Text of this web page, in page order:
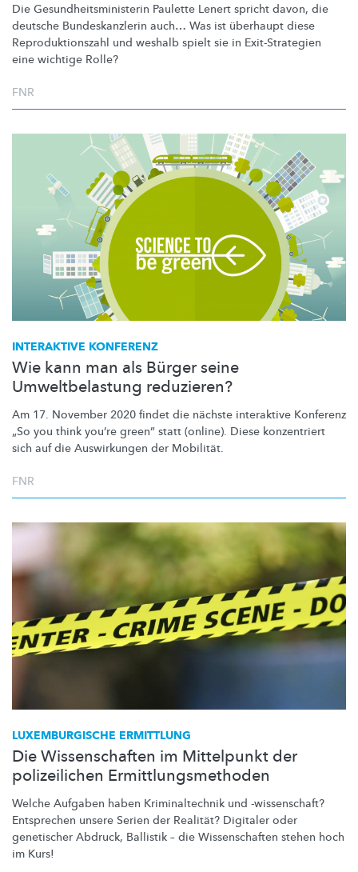
Die Gesundheitsministerin Paulette Lenert spricht davon, die
deutsche Bundeskanzlerin auch… Was ist überhaupt diese
Reproduktionszahl und weshalb spielt sie in Exit-Strategien
eine wichtige Rolle?
FNR
INTERAKTIVE KONFERENZ
Wie kann man als Bürger seine
Umweltbelastung reduzieren?
Am 17. November 2020 findet die nächste interaktive Konferenz
„So you think you’re green” statt (online). Diese konzentriert
sich auf die Auswirkungen der Mobilität.
FNR
LUXEMBURGISCHE ERMITTLUNG
Die Wissenschaften im Mittelpunkt der
polizeilichen Ermittlungsmethoden
Welche Aufgaben haben Kriminaltechnik und -wissenschaft?
Entsprechen unsere Serien der Realität? Digitaler oder
genetischer Abdruck, Ballistik – die Wissenschaften stehen hoch
im Kurs!